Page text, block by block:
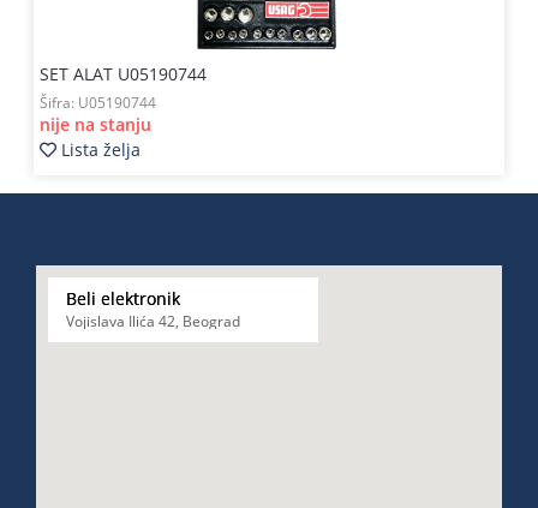
Poslovna
oprema,računari
Strujni
SET ALAT U05190744
Šifra: U05190744
nije na stanju
Lista želja
Beli elektronik
Vojislava Ilića 42, Beograd